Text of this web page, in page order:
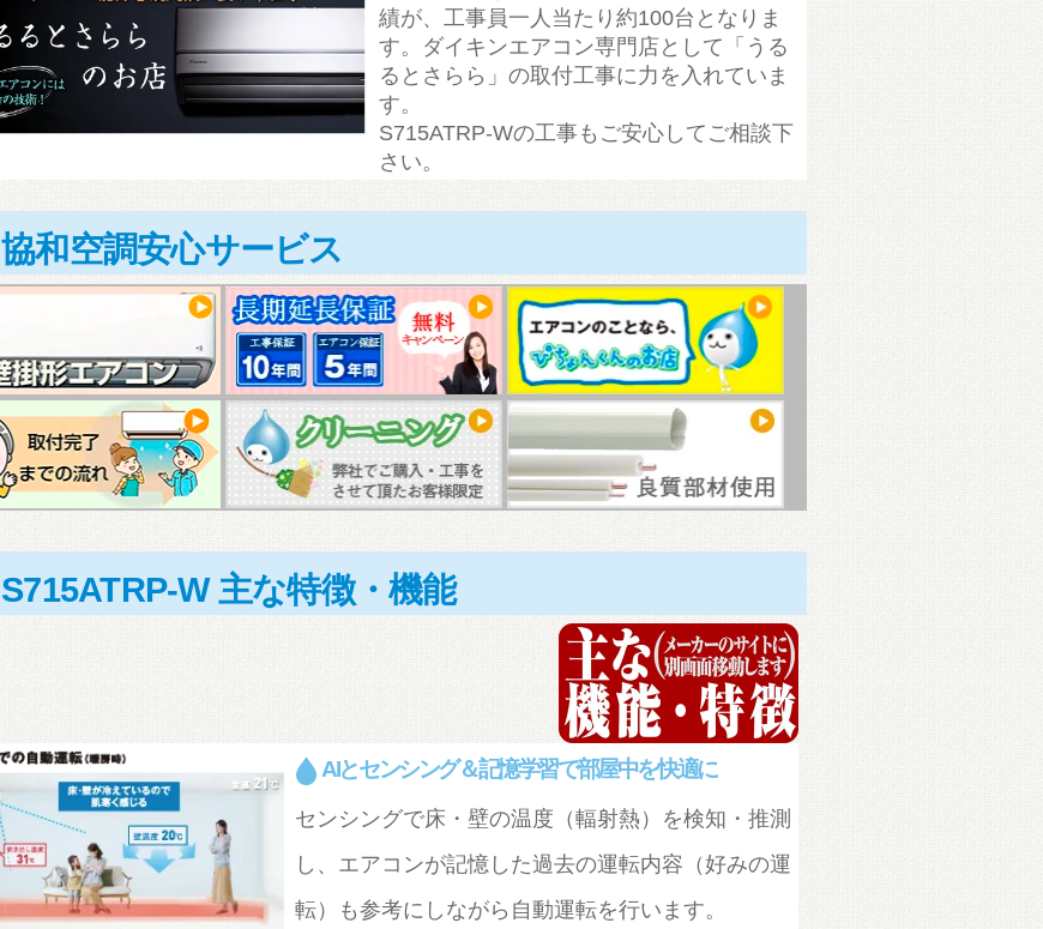
績が、工事員一人当たり約100台となりま
す。ダイキンエアコン専門店として「うる
るとさらら」の取付工事に力を入れていま
す。
S715ATRP-Wの工事もご安心してご相談下
さい。
協和空調安心サービス
S715ATRP-W 主な特徴・機能
AIとセンシング＆記憶学習で部屋中を快適に
センシングで床・壁の温度（輻射熱）を検知・推測
し、エアコンが記憶した過去の運転内容（好みの運
転）も参考にしながら自動運転を行います。